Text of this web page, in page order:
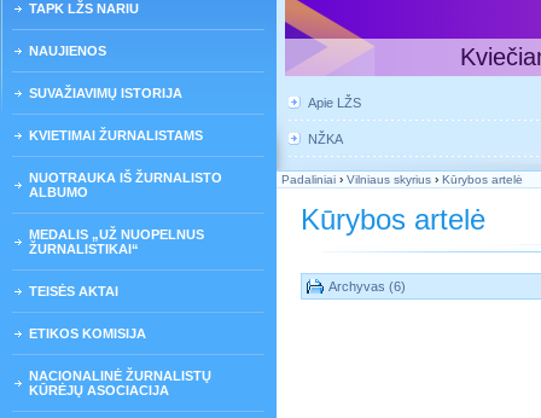
TAPK LŽS NARIU
NAUJIENOS
SUVAŽIAVIMŲ ISTORIJA
KVIETIMAI ŽURNALISTAMS
NUOTRAUKA IŠ ŽURNALISTO
ALBUMO
MEDALIS „UŽ NUOPELNUS
ŽURNALISTIKAI“
TEISĖS AKTAI
ETIKOS KOMISIJA
NACIONALINĖ ŽURNALISTŲ
KŪRĖJŲ ASOCIACIJA
Apie LŽS
NŽKA
Padaliniai › Vilniaus skyrius › Kūrybos artelė
Kūrybos artelė
Archyvas (6)